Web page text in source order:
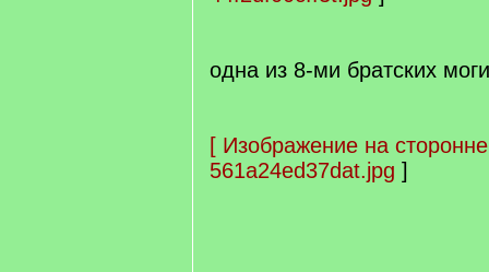
одна из 8-ми братских
[ Изображение на
561a24ed37dat.jpg ]